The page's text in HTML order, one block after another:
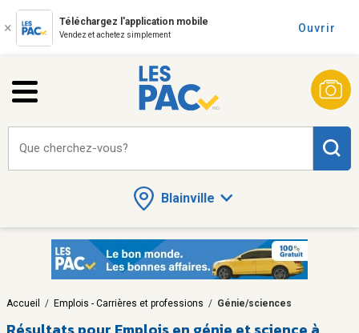
Téléchargez l'application mobile
Vendez et achetez simplement
Ouvrir
Blainville
Que cherchez-vous?
Accueil / Emplois - Carrières et professions / Génie/sciences